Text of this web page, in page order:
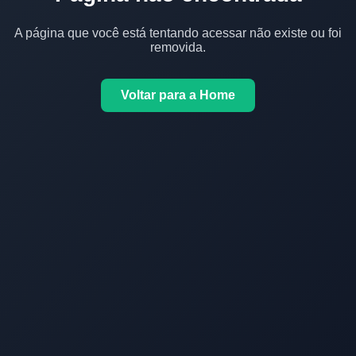
A página que você está tentando acessar não existe ou foi
removida.
Voltar para a Home